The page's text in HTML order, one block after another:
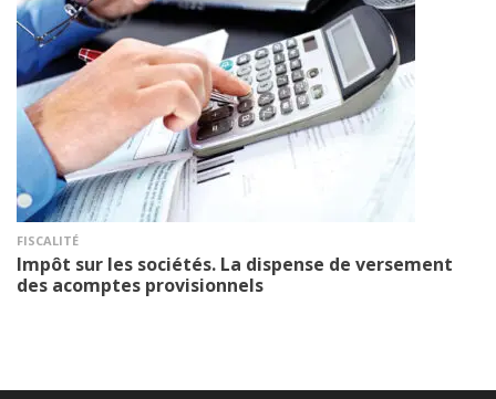
FISCALITÉ
Impôt sur les sociétés. La dispense de versement
des acomptes provisionnels